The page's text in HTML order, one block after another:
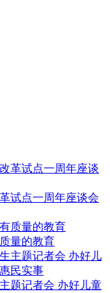
试点一周年座谈会
量的教育
主题记者会 办好儿童